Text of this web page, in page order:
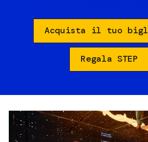
Acquista il tuo
Regala STEP